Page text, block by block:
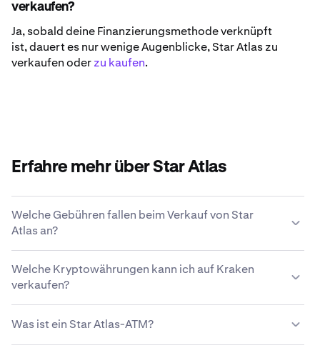
verkaufen?
Ja, sobald deine Finanzierungsmethode verknüpft
ist, dauert es nur wenige Augenblicke, Star Atlas zu
verkaufen oderzu kaufen.
Erfahre mehr über Star Atlas
Welche Gebühren fallen beim Verkauf von Star
Atlas an?
Gebührenstruktur, die auf der Größe der Transaktion, der
Art des Assets, der Zahlungsmethode und den
Marktbedingungen basiert.Mehr über die
Gebührenstruktur von Kraken erfahren
Welche Kryptowährungen kann ich auf Kraken
verkaufen?
Kryptowährungen, einschließlich Star Atlas, kaufen und
verkaufen.
Was ist ein Star Atlas-ATM?